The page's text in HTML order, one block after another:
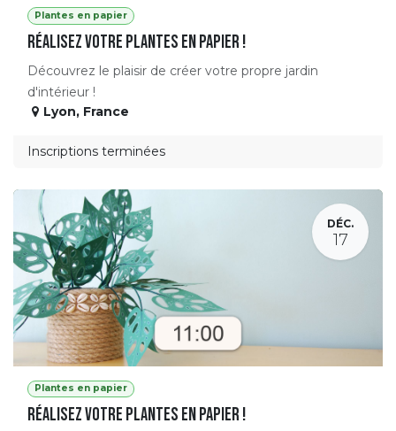
Plantes en papier
Réalisez votre plantes en papier !
Découvrez le plaisir de créer votre propre jardin
d'intérieur !
Lyon, France
Inscriptions terminées
DÉC.
17
Plantes en papier
Réalisez votre plantes en papier !